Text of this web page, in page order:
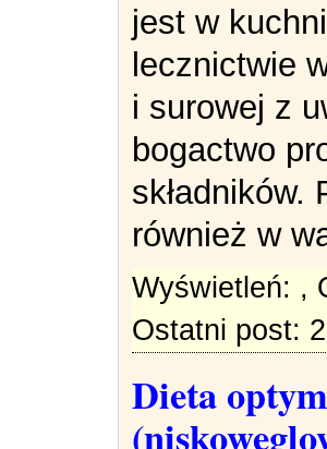
jest w
lecznictwie
i surowej z
bogactwo
składników.
również w
Wyświetleń: ,
Ostatni post:
Dieta